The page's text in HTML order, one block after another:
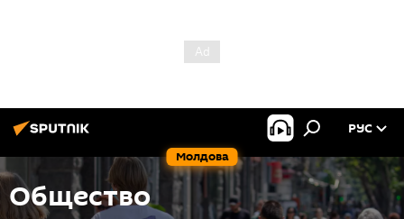
Молдова
РУС
Общество